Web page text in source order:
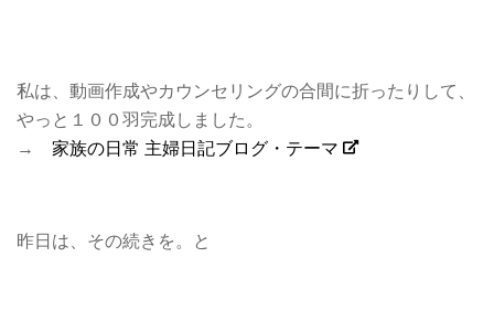
私は、動画作成やカウンセリングの合間に折ったりして、
やっと１００羽完成しました。
→ 家族の日常 主婦日記ブログ・テーマ
昨日は、その続きを。と